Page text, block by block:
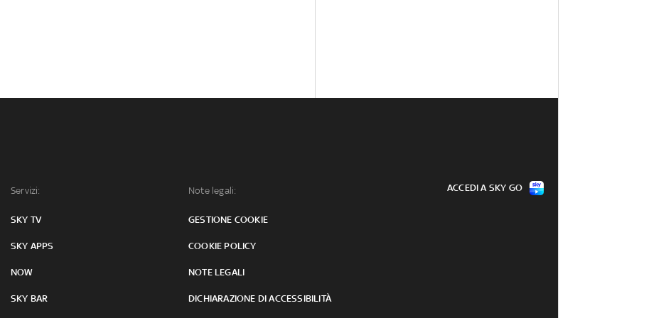
Servizi:
SKY TV
SKY APPS
NOW
SKY BAR
Note legali:
GESTIONE COOKIE
COOKIE POLICY
NOTE LEGALI
DICHIARAZIONE DI ACCESSIBILITÀ
ACCEDI A SKY GO